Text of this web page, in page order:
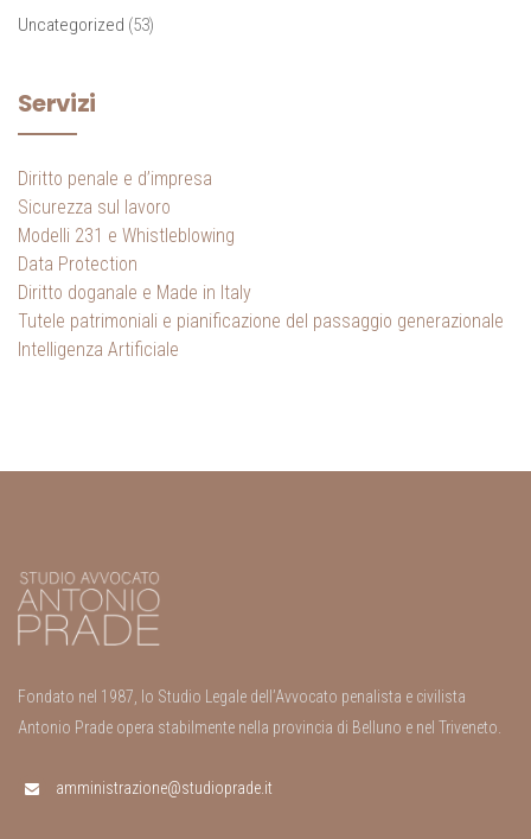
Uncategorized (53)
Servizi
Diritto penale e d’impresa
Sicurezza sul lavoro
Modelli 231 e Whistleblowing
Data Protection
Diritto doganale e Made in Italy
Tutele patrimoniali e pianificazione del passaggio generazionale
Intelligenza Artificiale
Fondato nel 1987, lo Studio Legale dell’Avvocato penalista e civilista
Antonio Prade opera stabilmente nella provincia di Belluno e nel Triveneto.
amministrazione@studioprade.it